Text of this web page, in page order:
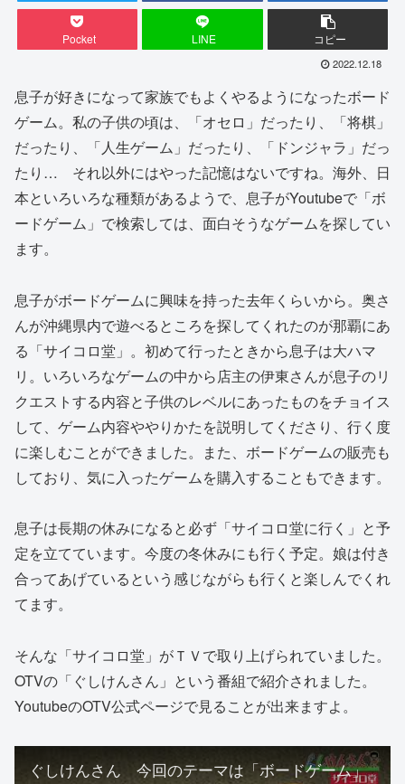
Pocket LINE コピー
2022.12.18
息子が好きになって家族でもよくやるようになったボード
ゲーム。私の子供の頃は、「オセロ」だったり、「将棋」
だったり、「人生ゲーム」だったり、「ドンジャラ」だっ
たり… それ以外にはやった記憶はないですね。海外、日
本といろいろな種類があるようで、息子がYoutubeで「ボ
ードゲーム」で検索しては、面白そうなゲームを探してい
ます。
息子がボードゲームに興味を持った去年くらいから。奥さ
んが沖縄県内で遊べるところを探してくれたのが那覇にあ
る「サイコロ堂」。初めて行ったときから息子は大ハマ
リ。いろいろなゲームの中から店主の伊東さんが息子のリ
クエストする内容と子供のレベルにあったものをチョイス
して、ゲーム内容ややりかたを説明してくださり、行く度
に楽しむことができました。また、ボードゲームの販売も
しており、気に入ったゲームを購入することもできます。
息子は長期の休みになると必ず「サイコロ堂に行く」と予
定を立てています。今度の冬休みにも行く予定。娘は付き
合ってあげているという感じながらも行くと楽しんでくれ
てます。
そんな「サイコロ堂」がＴＶで取り上げられていました。
OTVの「ぐしけんさん」という番組で紹介されました。
YoutubeのOTV公式ページで見ることが出来ますよ。
ぐしけんさん 今回のテーマは「ボードゲーム」